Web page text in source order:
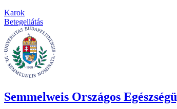
Karok
Betegellátás
Semmelweis Országos